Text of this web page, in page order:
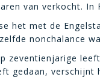
van verkocht.
het met de
nonchalance
zeventienjarige
gedaan, verschijnt